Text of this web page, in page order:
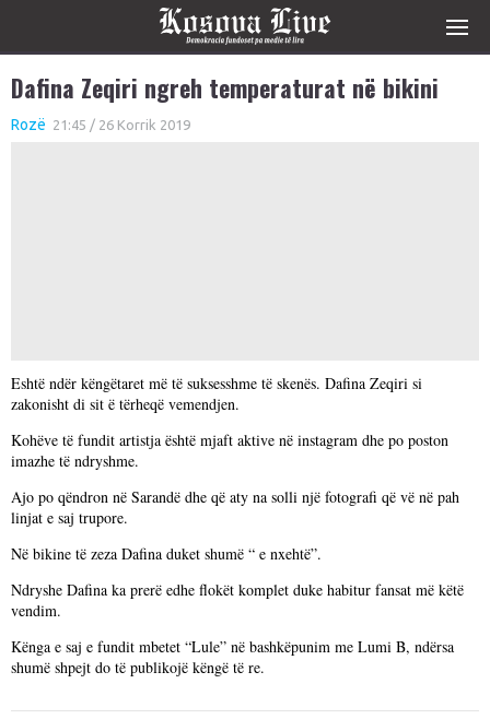
Dafina Zeqiri ngreh temperaturat në bikini
Rozë 21:45 / 26 Korrik 2019
Eshtë ndër këngëtaret më të suksesshme të skenës. Dafina Zeqiri si
zakonisht di sit ë tërheqë vemendjen.
Kohëve të fundit artistja është mjaft aktive në instagram dhe po poston
imazhe të ndryshme.
Ajo po qëndron në Sarandë dhe që aty na solli një fotografi që vë në pah
linjat e saj trupore.
Në bikine të zeza Dafina duket shumë “ e nxehtë”.
Ndryshe Dafina ka prerë edhe flokët komplet duke habitur fansat më këtë
vendim.
Kënga e saj e fundit mbetet “Lule” në bashkëpunim me Lumi B, ndërsa
shumë shpejt do të publikojë këngë të re.